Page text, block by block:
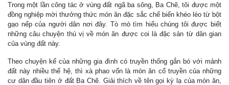
Trong một lần công tác ở vùng đất ngã ba sông, Ba Chẽ, tôi được một
đồng nghiệp mời thưởng thức món ăn đặc sắc chế biến khéo léo từ bột
gạo nếp của người dân nơi đây. Tò mò tìm hiểu chúng tôi được biết
những câu chuyện thú vị về món ăn được coi là đặc sản từ dân gian
của vùng đất này.
Theo chuyện kể của những gia đình có truyền thống gắn bó với mảnh
đất này nhiều thế hệ, thì xà phao vốn là món ăn cổ truyền của những
cư dân đầu tiên ở đất Ba Chẽ. Giải thích về tên gọi kỳ lạ của món ăn,